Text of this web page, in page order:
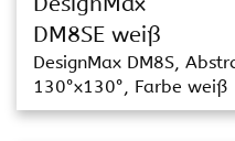
DM8SE weiß
DesignMax DM8S,
130°x130°, Farbe weiß